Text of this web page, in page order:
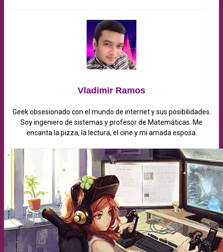
Vladimir Ramos
Geek obsesionado con el mundo de internet y sus posibilidades.
Soy ingeniero de sistemas y profesor de Matemáticas. Me
encanta la pizza, la lectura, el cine y mi amada esposa.